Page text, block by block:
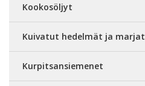
Kookosöljyt
Kuivatut hedelmät ja marjat
Kurpitsansiemenet